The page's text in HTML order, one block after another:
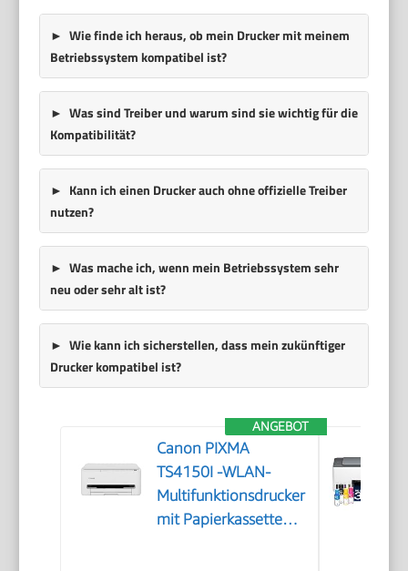
Wie finde ich heraus, ob mein Drucker mit meinem
Betriebssystem kompatibel ist?
Was sind Treiber und warum sind sie wichtig für die
Kompatibilität?
Kann ich einen Drucker auch ohne offizielle Treiber
nutzen?
Was mache ich, wenn mein Betriebssystem sehr
neu oder sehr alt ist?
Wie kann ich sicherstellen, dass mein zukünftiger
Drucker kompatibel ist?
ANGEBOT
Canon PIXMA
TS4150I -WLAN-
Multifunktionsdrucker
mit Papierkassette